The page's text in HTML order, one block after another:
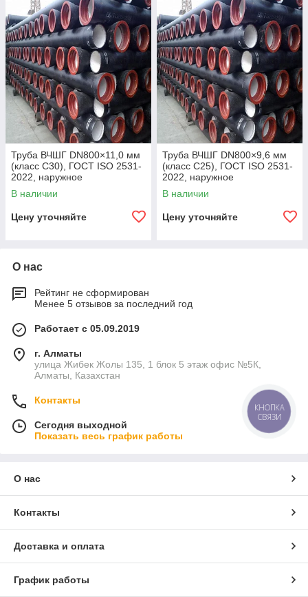
Труба ВЧШГ DN800×11,0 мм
(класс C30), ГОСТ ISO 2531-
2022, наружное
полиуретановое покрытие,
внутреннее цементно-
В наличии
Цену уточняйте
Труба ВЧШГ DN800×9,6 мм
(класс C25), ГОСТ ISO 2531-
2022, наружное
полиуретановое покрытие,
внутреннее цементно-
В наличии
Цену уточняйте
О нас
Рейтинг не сформирован
Менее 5 отзывов за последний год
Работает с 05.09.2019
г. Алматы
улица Жибек Жолы 135, 1 блок 5 этаж офис №5К,
Алматы, Казахстан
Контакты
Сегодня выходной
Показать весь график работы
О нас
Контакты
Доставка и оплата
График работы
КНОПКА
СВЯЗИ